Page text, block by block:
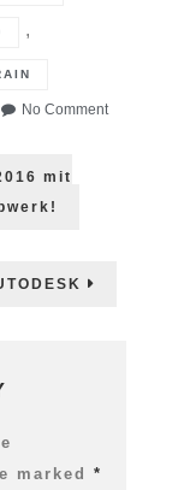
,
No Commenton
mit
marked *